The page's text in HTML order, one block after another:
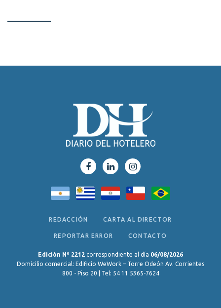
REDACCIÓN CARTA AL DIRECTOR
REPORTAR ERROR CONTACTO
Edición Nº 2212 correspondiente al día 06/08/2026
Domicilio comercial: Edificio WeWork – Torre Odeón Av. Corrientes
800 - Piso 20 | Tel: 54 11 5365-7624